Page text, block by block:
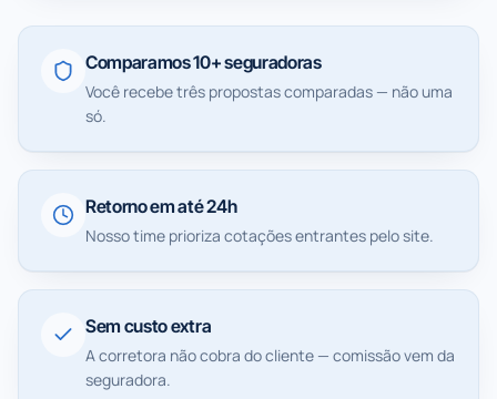
Comparamos 10+ seguradoras
Você recebe três propostas comparadas — não uma
só.
Retorno em até 24h
Nosso time prioriza cotações entrantes pelo site.
Sem custo extra
A corretora não cobra do cliente — comissão vem da
seguradora.